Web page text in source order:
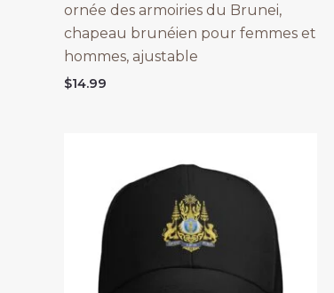
ornée des armoiries du Brunei,
chapeau brunéien pour femmes et
hommes, ajustable
$14.99